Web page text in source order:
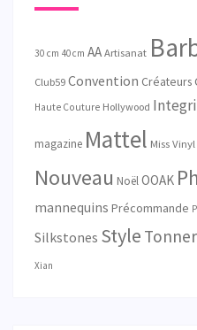
30 cm 40 cm AA Artisanat
Club59 Convention Créateurs
Haute Couture Hollywood
magazine Mattel Miss Vinyl
Nouveau NoëlOOAK
mannequins Précommande
Silkstones Style Tonner
Xian